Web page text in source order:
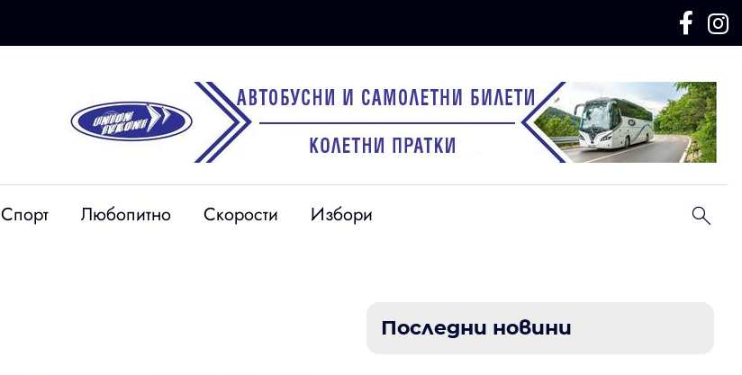
Спорт Любопитно Скорости Избори
Последни новини